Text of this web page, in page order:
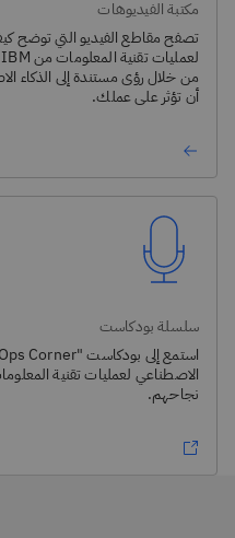
مكتبة الفيديوهات
تصفح مقاطع الفيديو التي توضح
من خلال رؤى مستندة إلى الذكاء
أن تؤثر على عملك.
سلسلة بودكاست
نجاحهم.